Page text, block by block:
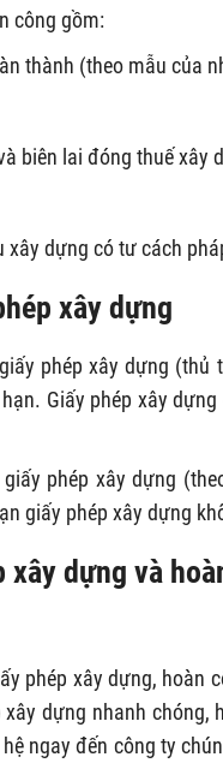
công gồm:
thành (theo mẫu của
biên lai đóng thuế xây
dựng có tư cách
xây dựng
phép xây dựng
Giấy phép xây
phép xây dựng
giấy phép xây dựng
dựng và
phép xây dựng, hoàn
dựng nhanh
ngay đến công ty